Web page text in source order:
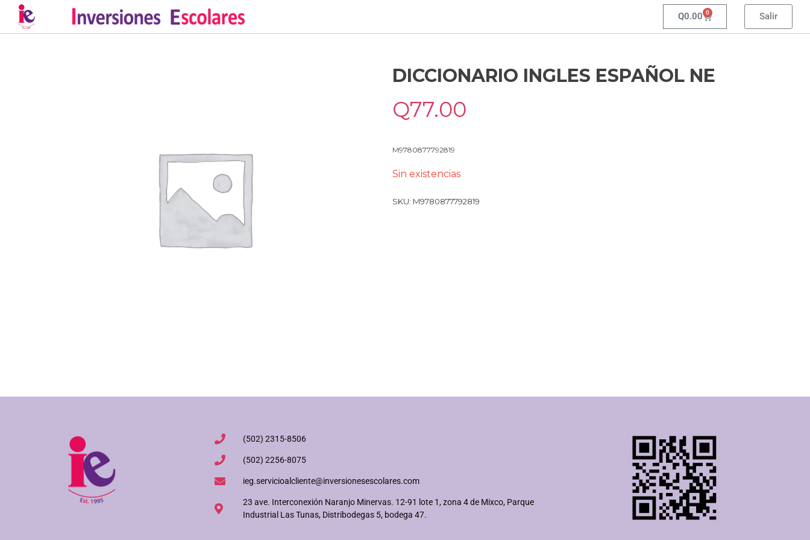
Q0.00 0 Salir
DICCIONARIO INGLES ESPAÑOL NE
Q77.00
M9780877792819
Sin existencias
SKU: M9780877792819
(502) 2315-8506
(502) 2256-8075
ieg.servicioalcliente@inversionesescolares.com
23 ave. Interconexión Naranjo Minervas. 12-91 lote 1, zona 4 de Mixco, Parque
Industrial Las Tunas, Distribodegas 5, bodega 47.